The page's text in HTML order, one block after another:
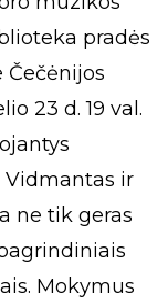
pradės
23 d. 19 val.
Vidmantas ir
ne tik geras
Mokymus